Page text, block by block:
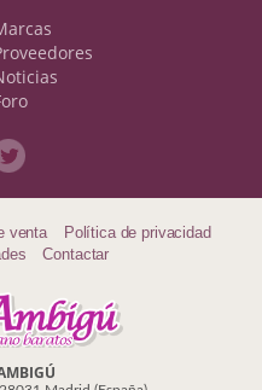
venta
Política de privacidad
Contactar